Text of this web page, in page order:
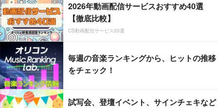
2026年動画配信サービスおすすめ40選
【徹底比較】
CS動画配信サービス20選
毎週の音楽ランキングから、ヒットの推移
をチェック！
試写会、登壇イベント、サインチェキなど